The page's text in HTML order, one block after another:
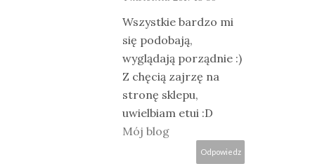
Wszystkie bardzo mi
się podobają,
wyglądają porządnie :)
Z chęcią zajrzę na
stronę sklepu,
uwielbiam etui :D
Mój blog
Odpowiedz